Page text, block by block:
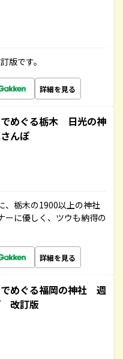
版です。
詳細を見る
めぐる栃木 日光の神
んぽ
、栃木の1900以上の神社
ーに優しく、ツウも納得の
詳細を見る
めぐる福岡の神社 週
改訂版